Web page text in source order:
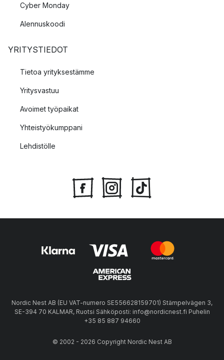
Cyber Monday
Alennuskoodi
YRITYSTIEDOT
Tietoa yrityksestämme
Yritysvastuu
Avoimet työpaikat
Yhteistyökumppani
Lehdistölle
Nordic Nest AB (EU VAT-numero SE556628159701) Stämpelvägen 3,
SE-394 70 KALMAR, Ruotsi Sähköposti: info@nordicnest.fi Puhelin
+35 85 887 94660
© 2002 - 2026 Copyright Nordic Nest AB